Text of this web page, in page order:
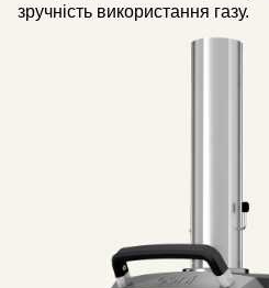
зручність використання газу.